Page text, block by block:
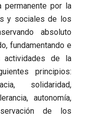
permanente por la
y sociales de los
absoluto
fundamentando e
actividades de la
principios:
solidaridad,
autonomía,
de los